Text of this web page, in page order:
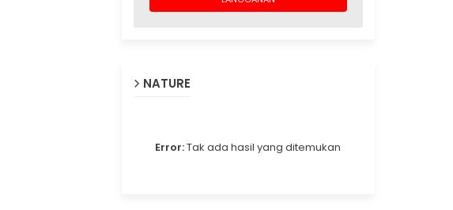
NATURE
Error:Tak ada hasil yang ditemukan